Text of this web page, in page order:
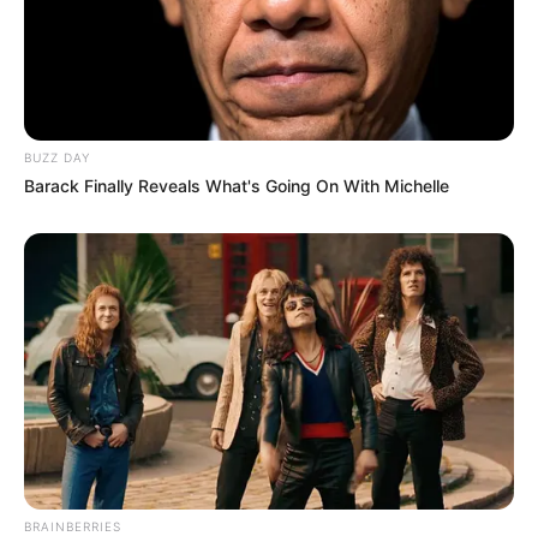
BUZZ DAY
Barack Finally Reveals What's Going On With Michelle
BRAINBERRIES